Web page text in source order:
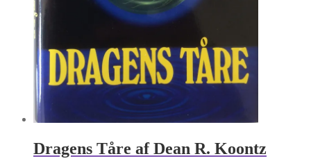
Dragens Tåre af Dean R. Koontz